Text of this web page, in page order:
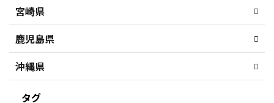
宮崎県
鹿児島県
沖縄県
タグ